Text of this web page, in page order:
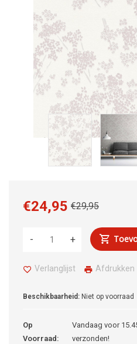
€29,95
€24,95
+
-
Verlanglijst Afdrukken
Beschikbaarheid: Niet op voorraad
Op
Voorraad:
Vandaag voor
verzonden!